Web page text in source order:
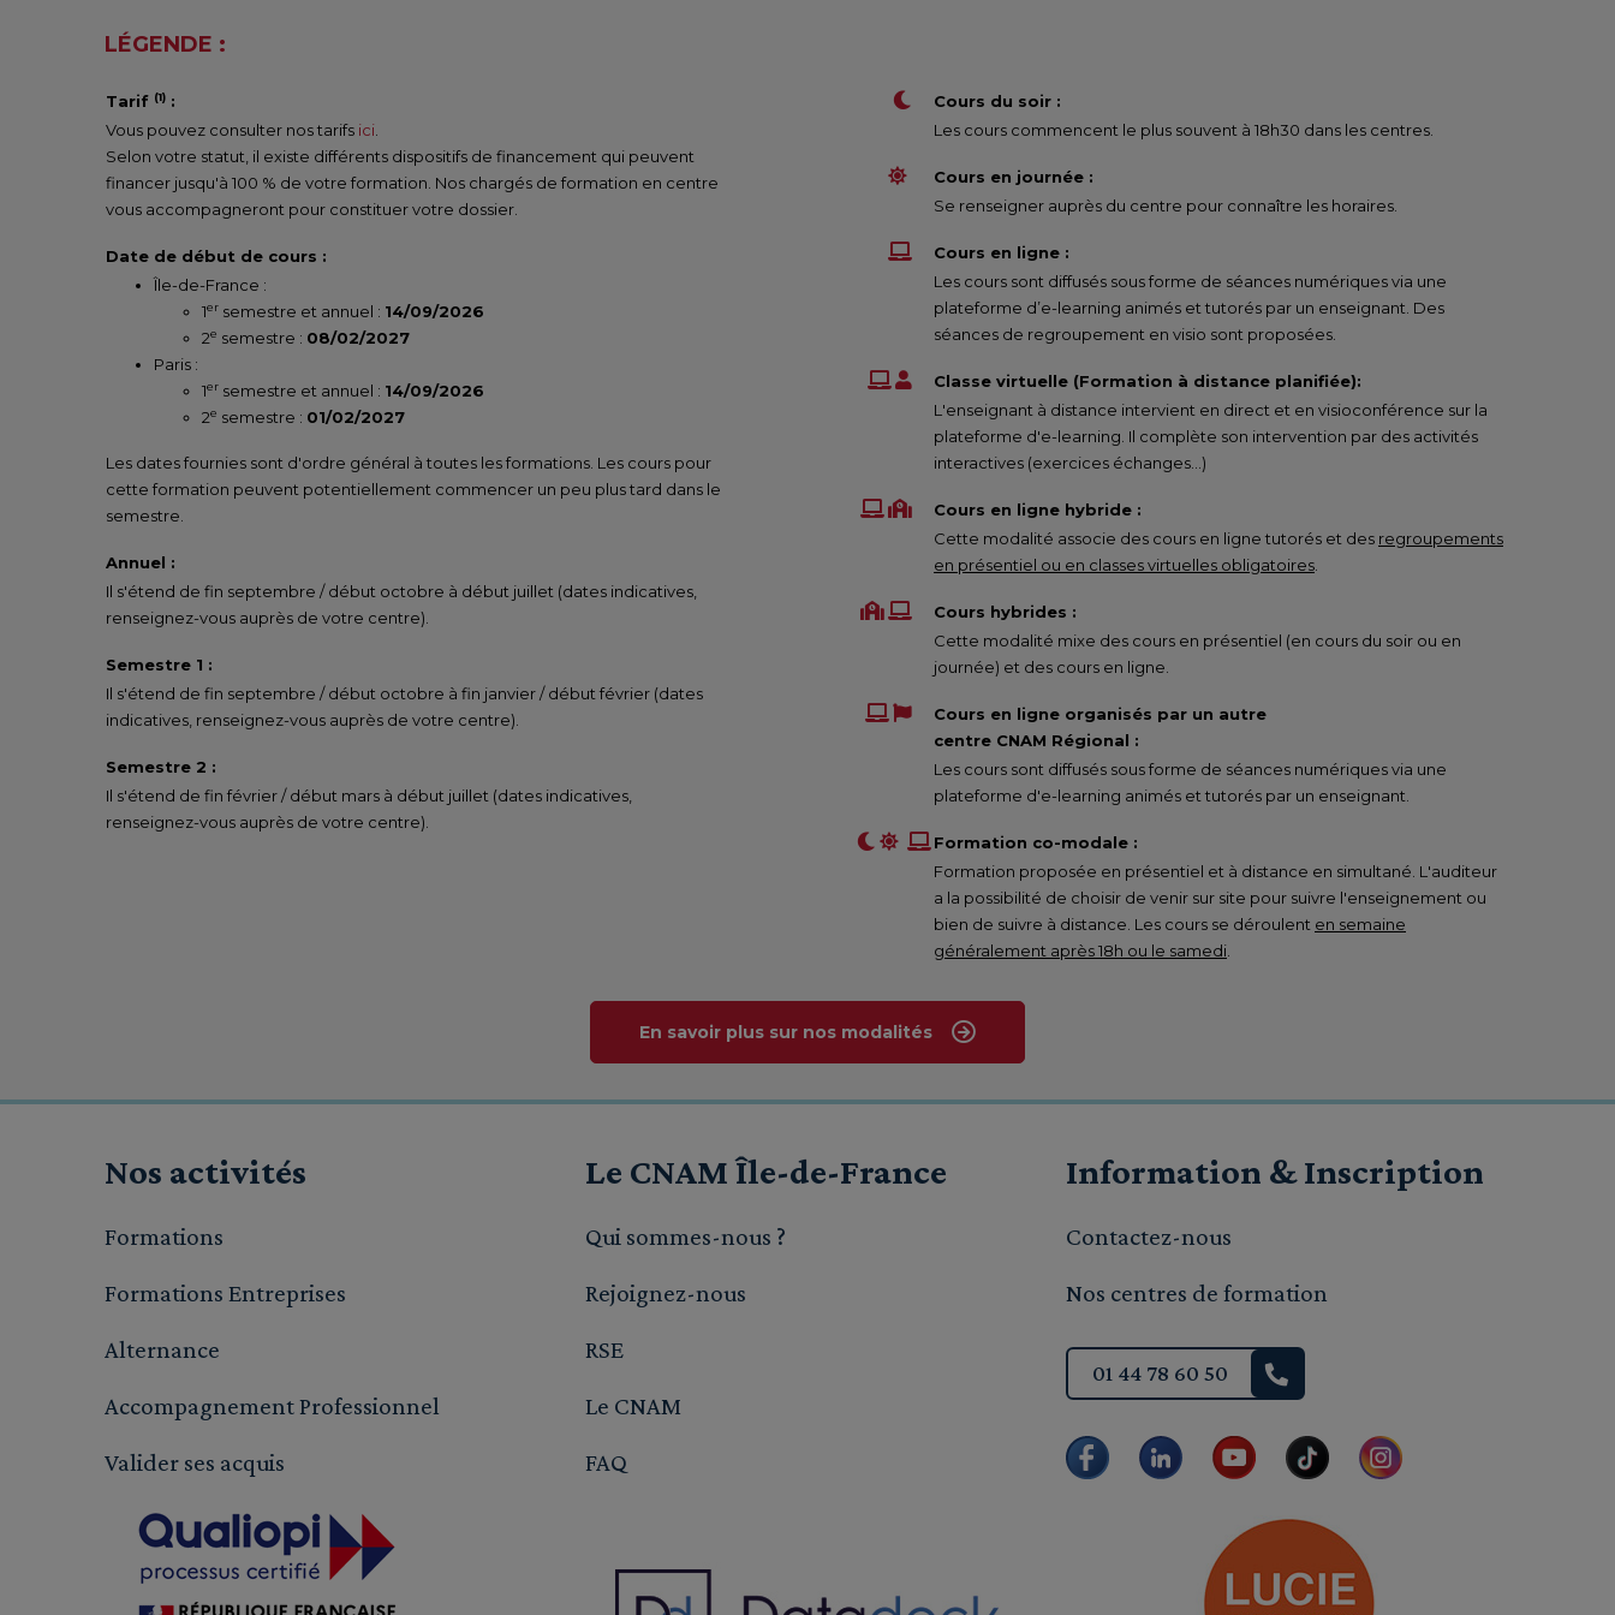
LÉGENDE :
Tarif (1) :
Vous pouvez consulter nos tarifs ici
Selon votre statut, il existe différents dispositifs de financement qui peuvent
financer jusqu'à 100 % de votre formation. Nos chargés de formation en centre
vous accompagneront pour constituer votre dossier.
Date de début de cours :
Île-de-France :
1er semestre et annuel : 14/09/2026
2e semestre : 08/02/2027
Paris :
1er semestre et annuel : 14/09/2026
2e semestre : 01/02/2027
Les dates fournies sont d'ordre général à toutes les formations. Les cours pour
cette formation peuvent potentiellement commencer un peu plus tard dans le
semestre.
Annuel :
Il s'étend de fin septembre / début octobre à début juillet (dates indicatives,
renseignez-vous auprès de votre centre).
Semestre 1 :
Il s'étend de fin septembre / début octobre à fin janvier / début février (dates
indicatives, renseignez-vous auprès de votre centre).
Semestre 2 :
Il s'étend de fin février / début mars à début juillet (dates indicatives,
renseignez-vous auprès de votre centre).
Cours du soir :
Les cours commencent le plus souvent à 18h30 dans les centres.
Cours en journée :
Se renseigner auprès du centre pour connaître les horaires.
Cours en ligne :
Les cours sont diffusés sous forme de séances numériques via une
plateforme d’e-learning animés et tutorés par un enseignant. Des
séances de regroupement en visio sont proposées.
Classe virtuelle (Formation à distance planifiée):
L'enseignant à distance intervient en direct et en visioconférence sur la
plateforme d'e-learning. Il complète son intervention par des activités
interactives (exercices échanges…)
Cours en ligne hybride :
Cette modalité associe des cours en ligne tutorés et des regroupements
en présentiel ou en classes virtuelles obligatoires
Cours hybrides :
Cette modalité mixe des cours en présentiel (en cours du soir ou en
journée) et des cours en ligne.
Cours en ligne organisés par un autre
centre CNAM Régional :
Les cours sont diffusés sous forme de séances numériques via une
plateforme d'e-learning animés et tutorés par un enseignant.
Formation co-modale :
Formation proposée en présentiel et à distance en simultané. L'auditeur
a la possibilité de choisir de venir sur site pour suivre l'enseignement ou
bien de suivre à distance. Les cours se déroulent en semaine
généralement après 18h ou le samedi
En savoir plus sur nos modalités
Nos activités
Formations
Formations Entreprises
Alternance
Accompagnement Professionnel
Valider ses acquis
Le CNAM Île-de-France
Qui sommes-nous ?
Rejoignez-nous
RSE
Le CNAM
FAQ
Information & Inscription
Contactez-nous
Nos centres de formation
01 44 78 60 50